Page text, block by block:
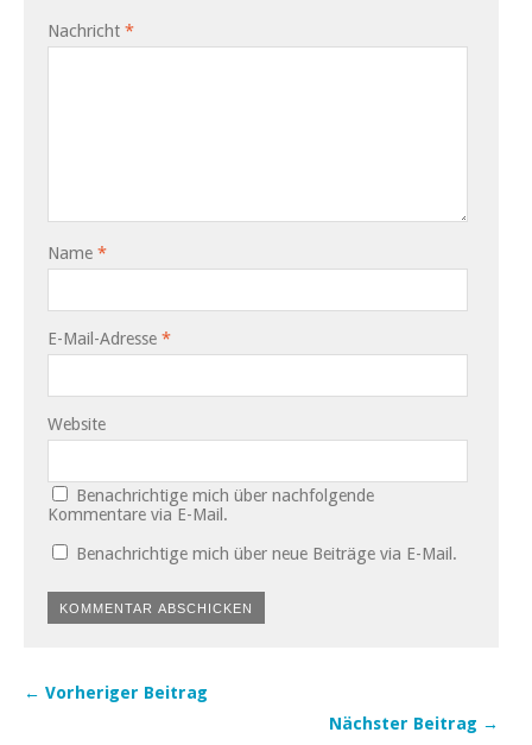
Nachricht *
Name *
E-Mail-Adresse *
Website
Benachrichtige mich über nachfolgende
Kommentare via E-Mail.
Benachrichtige mich über neue Beiträge via E-Mail.
← Vorheriger Beitrag
Nächster Beitrag →